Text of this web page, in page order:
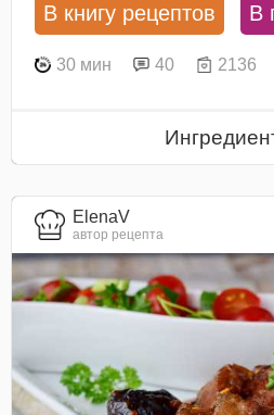
В книгу рецептов В
30 мин 40 2136
ElenaV
автор рецепта